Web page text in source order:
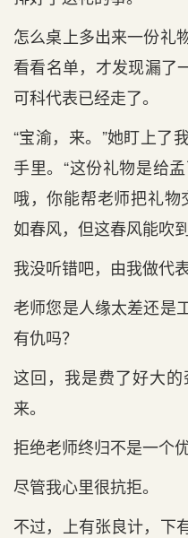
怎么桌上多出来一份礼
看看名单，才发现漏
可科代表已经走了。
“宝渝，来。”她盯上了
手里。“这份礼物是给
哦，你能帮老师把礼物
如春风，但这春风能吹
我没听错吧，由我做代
老师您是人缘太差还是
有仇吗？
这回，我是费了好大
来。
拒绝老师终归不是一个
尽管我心里很抗拒。
不过，上有张良计，下